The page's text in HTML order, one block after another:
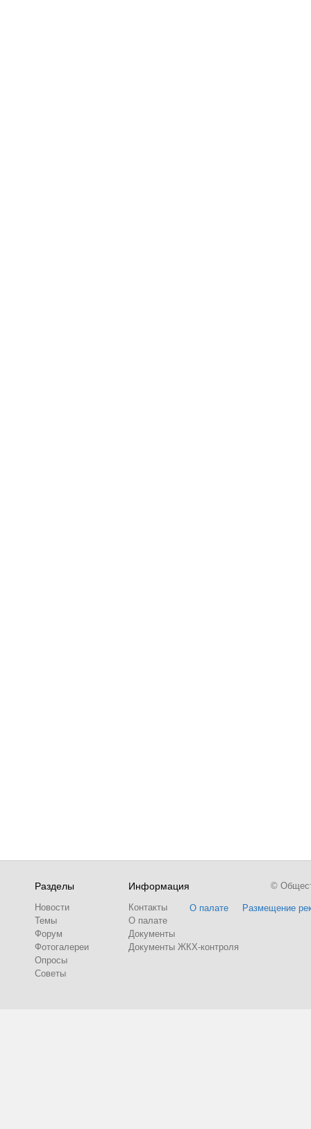
Разделы
Новости
Темы
Форум
Фотогалереи
Опросы
Советы
Информация
Контакты
О палате
Документы
Документы ЖКХ-контроля
О палате Размещение
©